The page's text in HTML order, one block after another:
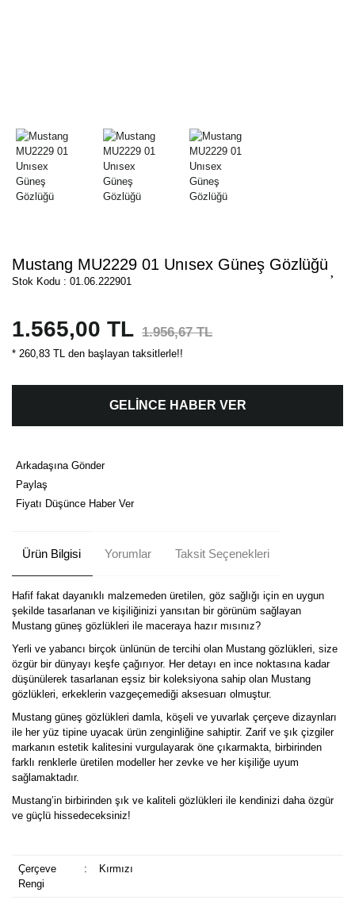
Mustang MU2229 01 Unısex Güneş Gözlüğü
Stok Kodu : 01.06.222901
1.565,00 TL 1.956,67 TL
* 260,83 TL den başlayan taksitlerle!!
GELİNCE HABER VER
Arkadaşına Gönder
Paylaş
Fiyatı Düşünce Haber Ver
Ürün Bilgisi Yorumlar Taksit Seçenekleri
Hafif fakat dayanıklı malzemeden üretilen, göz sağlığı için en uygun
şekilde tasarlanan ve kişiliğinizi yansıtan bir görünüm sağlayan
Mustang güneş gözlükleri ile maceraya hazır mısınız?
Yerli ve yabancı birçok ünlünün de tercihi olan Mustang gözlükleri, size
özgür bir dünyayı keşfe çağırıyor. Her detayı en ince noktasına kadar
düşünülerek tasarlanan eşsiz bir koleksiyona sahip olan Mustang
gözlükleri, erkeklerin vazgeçemediği aksesuarı olmuştur.
Mustang güneş gözlükleri damla, köşeli ve yuvarlak çerçeve dizaynları
ile her yüz tipine uyacak ürün zenginliğine sahiptir. Zarif ve şık çizgiler
markanın estetik kalitesini vurgulayarak öne çıkarmakta, birbirinden
farklı renklerle üretilen modeller her zevke ve her kişiliğe uyum
sağlamaktadır.
Mustang’in birbirinden şık ve kaliteli gözlükleri ile kendinizi daha özgür
ve güçlü hissedeceksiniz!
Çerçeve
Rengi
: Kırmızı